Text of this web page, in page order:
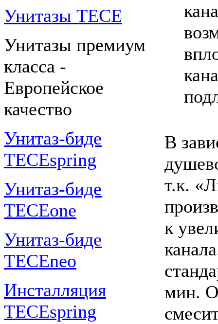
Унитазы TECE
Унитазы премиум
класса -
Европейское
качество
Унитаз-биде
TECEspring
Унитаз-биде
TECEone
Унитаз-биде
TECEneo
Инсталляция
TECEspring
В
т.к.
к
мин.